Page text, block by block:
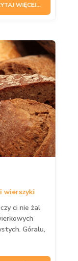
WIĘCEJ...
wierszyki
ci nie żal
Góralu,